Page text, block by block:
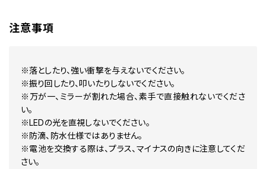
注意事項
※落としたり、強い衝撃を与えないでください。
※振り回したり、叩いたりしないでください。
※万が一、ミラーが割れた場合、素手で直接触れないでくださ
い。
※LEDの光を直視しないでください。
※防滴、防水仕様ではありません。
※電池を交換する際は、プラス、マイナスの向きに注意してくだ
さい。